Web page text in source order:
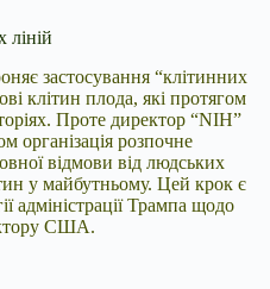
застосування “клітинних
клітин плода, які протягом
Проте директор “NIH”
організація розпочне
відмови від людських
у майбутньому. Цей крок є
адміністрації Трампа щодо
США.